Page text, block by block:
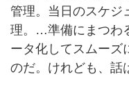
管理。当日のスケジ
理。…準備にまつわ
ータ化してスムーズ
のだ。けれども、話